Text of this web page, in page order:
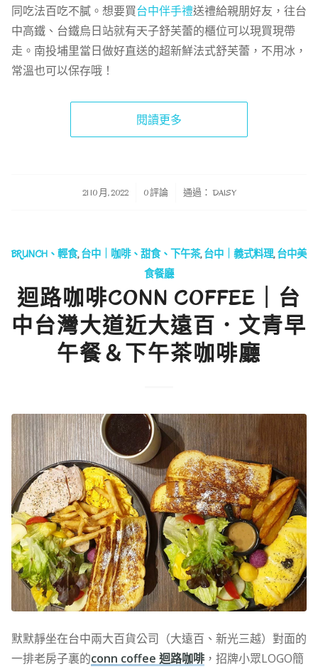
同吃法百吃不膩。想要買台中伴手禮送禮給親朋好友，往台
中高鐵、台鐵烏日站就有天子舒芙蕾的櫃位可以現買現帶
走。南投埔里當日做好直送的超新鮮法式舒芙蕾，不用冰，
常溫也可以保存哦！
閱讀更多
21 10 月, 2022
/ 0 評論 通過： DAISY
BRUNCH、輕食,台中｜咖啡、甜食、下午茶,台中｜義式料理,台中美
食餐廳
迴路咖啡CONN COFFEE｜台
中台灣大道近大遠百．文青早
午餐＆下午茶咖啡廳
默默靜坐在台中兩大百貨公司（大遠百、新光三越）對面的
一排老房子裏的conn coffee 迴路咖啡，招牌小眾LOGO簡